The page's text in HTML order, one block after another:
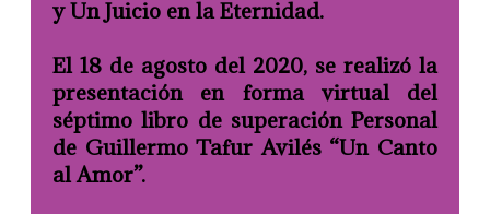
y Un Juicio en la Eternidad.
El 18 de agosto del 2020, se realizó la
presentación en forma virtual del
séptimo libro de superación Personal
de Guillermo Tafur Avilés “Un Canto
al Amor”.